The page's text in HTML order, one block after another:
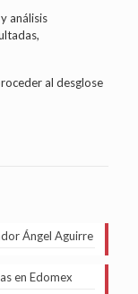
análisis
al desglose
Ángel Aguirre
en Edomex